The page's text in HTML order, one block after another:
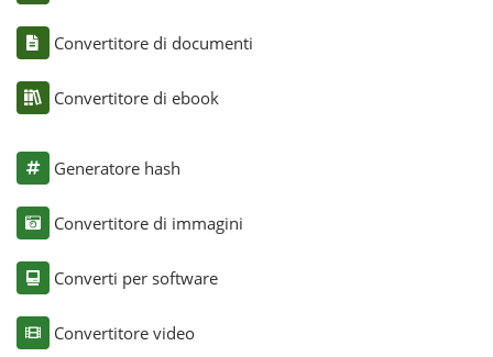
Convertitore di documenti
Convertitore di ebook
Generatore hash
Convertitore di immagini
Converti per software
Convertitore video